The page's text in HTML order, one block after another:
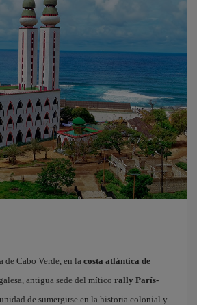
de Cabo Verde, en lacosta atlántica de
antigua sede del mítico rally París-
de sumergirse en la historia colonial y